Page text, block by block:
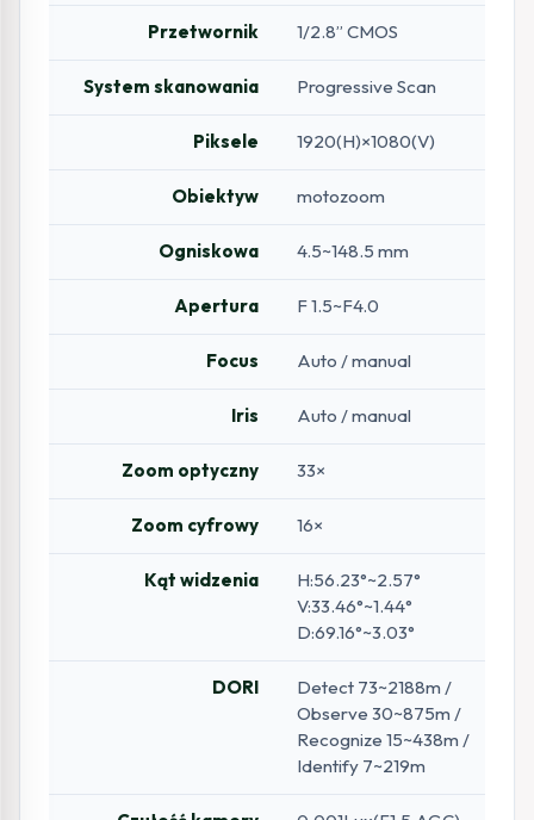
Przetwornik 1/2.8” CMOS
System skanowania Progressive Scan
Piksele 1920(H)×1080(V)
Obiektyw motozoom
Ogniskowa 4.5~148.5 mm
Apertura F 1.5~F4.0
Focus Auto / manual
Iris Auto / manual
Zoom optyczny 33×
Zoom cyfrowy 16×
Kąt widzenia
H:56.23°~2.57°
V:33.46°~1.44°
D:69.16°~3.03°
DORI
Detect 73~2188m /
Observe 30~875m /
Recognize 15~438m /
Identify 7~219m